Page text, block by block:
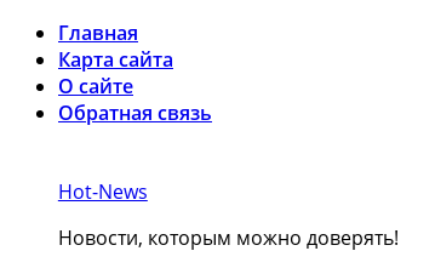
Главная
Карта сайта
О сайте
Обратная связь
Hot-News
Новости, которым можно доверять!